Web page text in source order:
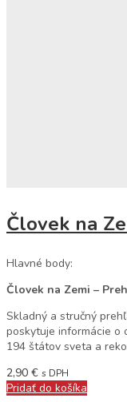
Človek na
Hlavné body:
Človek na Zemi –
Skladný a stručný
poskytuje informácie o
194 štátov sveta a
2,90 € s DPH
Pridať do košíka